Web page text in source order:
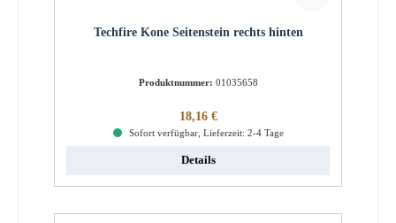
Techfire Kone Seitenstein rechts hinten
Produktnummer: 01035658
Regulärer Preis:
18,16 €
Sofort verfügbar, Lieferzeit: 2-4 Tage
Details